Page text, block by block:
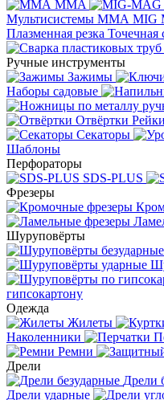
MMA
Мультисистемы ММА MIG
Плазменная резка Точечная
Ручные инструменты
Зажимы
Наборы садовые
Отвёртки
Секаторы
Шаблоны
Перфораторы
SDS-PLUS
Фрезеры
Шуруповёрты
гипсокартону
Одежда
Жилеты
Наколенники
Ремни
Дрели
Дрели
Дрели ударные